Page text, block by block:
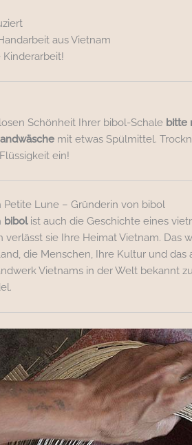
aus Vietnam
Schönheit Ihrer bibol-Schale bitte
mit etwas Spülmittel.
ein!
Petite Lune – Gründerin von bibol
bibolist auch die Geschichte eines
verlässt sie Ihre Heimat Vietnam. Das
die Menschen, Ihre Kultur und
Vietnams in der Welt bekannt